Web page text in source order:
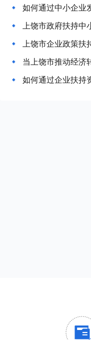
如何通过中小企业
上饶市政府扶持中
上饶市企业政策扶
当上饶市推动经济
如何通过企业扶持